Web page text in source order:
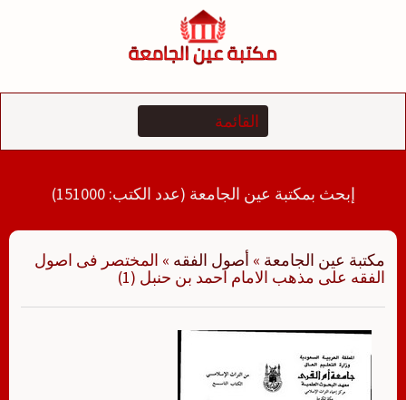
إبحث بمكتبة عين الجامعة (عدد الكتب: 151000)
مكتبة عين الجامعة » أصول الفقه » المختصر فى اصول
الفقه على مذهب الامام احمد بن حنبل (1)